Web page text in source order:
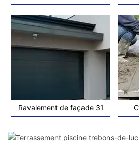
Ravalement de façade 31